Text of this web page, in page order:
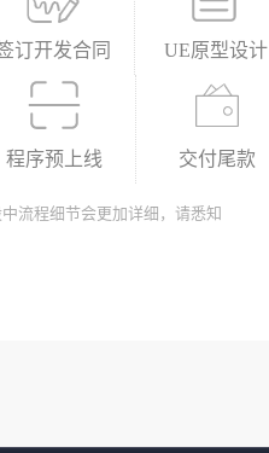
订开发合同 UE原型设计
程序预上线 交付尾款
流程细节会更加详细，请悉知